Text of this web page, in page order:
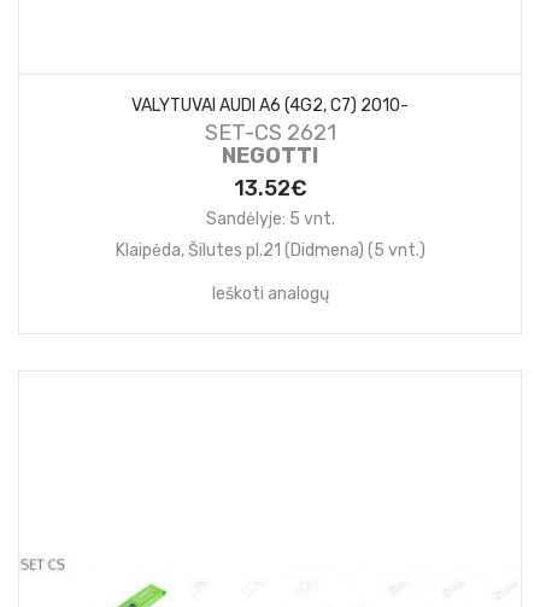
VALYTUVAI AUDI A6 (4G2, C7) 2010-
SET-CS 2621
NEGOTTI
13.52€
Sandėlyje: 5 vnt.
Klaipėda, Šilutes pl.21 (Didmena) (5 vnt.)
Ieškoti analogų